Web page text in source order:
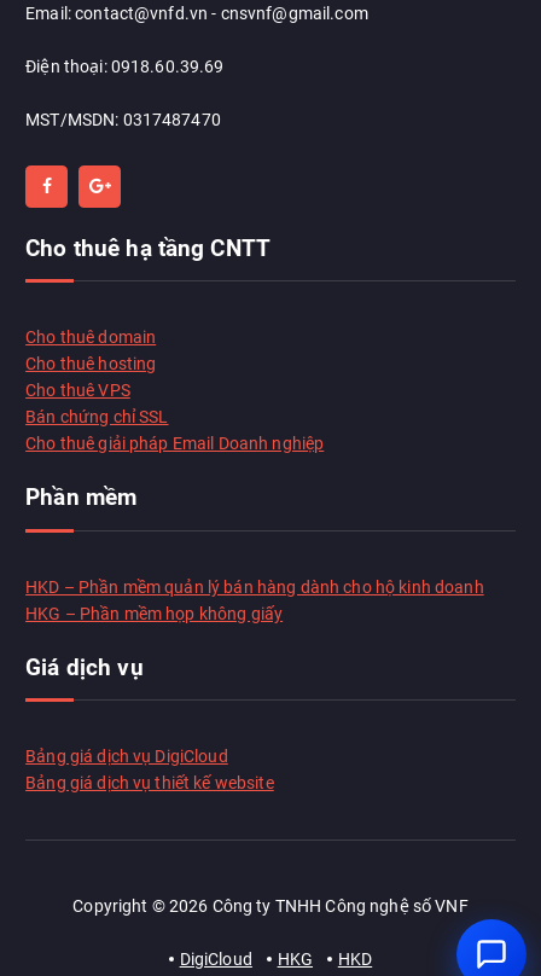
Email: contact@vnfd.vn - cnsvnf@gmail.com
Điện thoại: 0918.60.39.69
MST/MSDN: 0317487470
Cho thuê hạ tầng CNTT
Cho thuê domain
Cho thuê hosting
Cho thuê VPS
Bán chứng chỉ SSL
Cho thuê giải pháp Email Doanh nghiệp
Phần mềm
HKD – Phần mềm quản lý bán hàng dành cho hộ kinh doanh
HKG – Phần mềm họp không giấy
Giá dịch vụ
Bảng giá dịch vụ DigiCloud
Bảng giá dịch vụ thiết kế website
Copyright © 2026 Công ty TNHH Công nghệ số VNF
DigiCloud HKG HKD
Chat với chúng tôi
Họ tên*